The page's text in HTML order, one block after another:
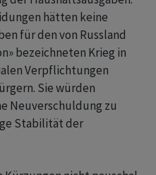
hätten keine
für den von Russland
bezeichneten Krieg in
Verpflichtungen
Sie würden
Neuverschuldung zu
Stabilität der